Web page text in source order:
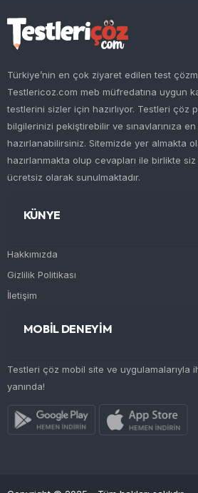
Türkiye’nin en çok ziyaret edilen test
Testlericoz.com meb müfredatına uygun
testlerini sizler için hazırlıyor. Testleri çöz
bilgilerinizi pekiştirebilir ve sınavlarınıza
hazırlanabilirsiniz. Sitemizde yer almakta
hazırlanmakta olup cevapları ile birlikte
ücretsiz olarak sunulmaktadır.
KÜNYE
Hakkımızda
Gizlilik Politikası
İletişim
MOBİL DENEYİM
Testleri çöz mobil site ve uygulamalarıyla
yanında!